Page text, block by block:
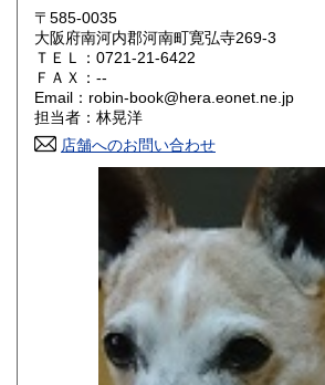
岡山県
山口県 880円
香川県 愛媛県
高知県 880円
990円 大分県
990円 鹿児島県
1,450円
〒585-0035
大阪府南河内郡河南町寛弘寺269-3
ＴＥＬ：0721-21-6422
ＦＡＸ：--
Email：robin-book@hera.eonet.ne.jp
担当者：林晃洋
店舗へのお問い合わせ